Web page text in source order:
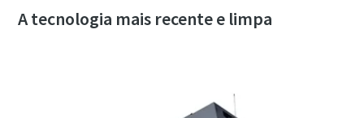
A tecnologia mais recente e limpa